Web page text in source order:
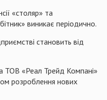
«столяр» та
виникає періодично.
становить від
ТОВ «Реал Трейд Компані»
розроблення нових